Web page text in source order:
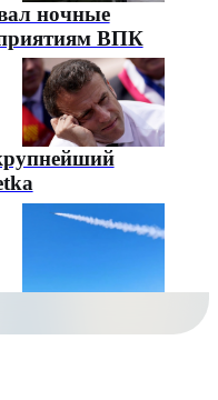
ночные
ВПК